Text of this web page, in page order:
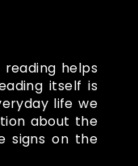
helps
itself is
life we
about the
signs on the